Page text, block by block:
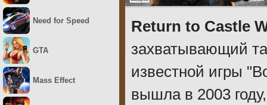
Return to Castle
захватывающий
известной игры
вышла в 2003
Need for Speed
GTA
Mass Effect